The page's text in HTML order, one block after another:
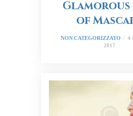
Glamorous
of
NON CATEGORIZZATO
4
2017